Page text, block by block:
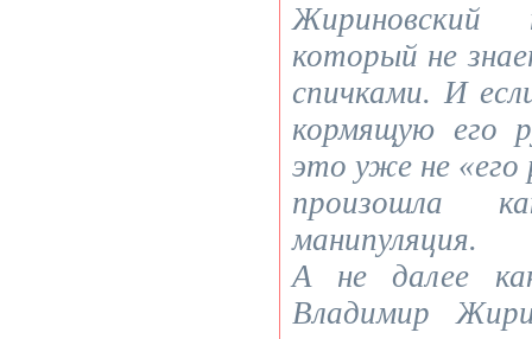
который не
спичками. И
кормящую его
это уже не «его
произошла
манипуляция.
А не далее
Владимир